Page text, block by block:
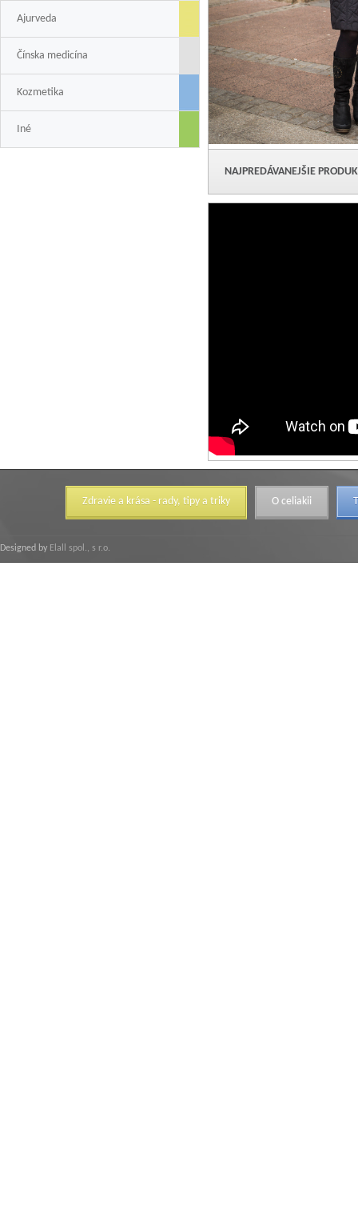
Ajurveda
Čínska medicína
Kozmetika
Iné
NAJPREDÁVANEJŠIE
Zdravie a krása - rady, tipy a triky O celiakii
Designed by Elall spol., s r.o.